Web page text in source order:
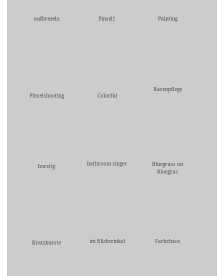
aufbrezeln Pinsel1 Painting
Pinselshooting Colorful
Rasenpflege
borstig bathroom singer
Bluegrass on
Bluegras
Kratzbürste im Blickwinkel Farbchaos